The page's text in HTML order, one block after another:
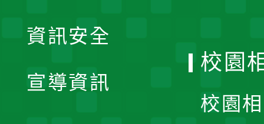
資訊安全
宣導資訊
校園
校園